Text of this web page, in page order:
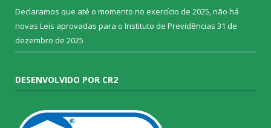
Declaramos que até o momento no exercício de 2025, não há
novas Leis aprovadas para o Instituto de Previdências 31 de
dezembro de 2025
DESENVOLVIDO POR CR2